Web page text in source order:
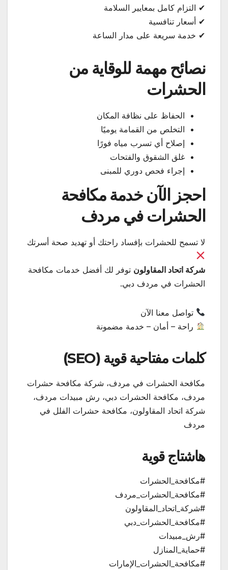
✔ التزام كامل بمعايير السلامة
✔ أسعار تنافسية
✔ خدمة سريعة على مدار الساعة
نصائح مهمة للوقاية من
الحشرات
الحفاظ على نظافة المكان
التخلص من القمامة يوميًا
إصلاح أي تسرب مياه فورًا
غلق الشقوق والفتحات
إجراء فحص دوري للمبنى
احجز الآن خدمة مكافحة
الحشرات في مردف
لا تسمح للحشرات بإفساد راحتك أو تهديد صحة أسرتك
شركة اتحاد المقاولون توفر لك أفضل خدمات مكافحة
الحشرات في مردف دبي.
تواصل معنا الآن
راحة – أمان – خدمة مضمونة
كلمات مفتاحية قوية (SEO)
مكافحة الحشرات في مردف، شركة مكافحة حشرات
مردف، مكافحة الحشرات دبي، رش مبيدات مردف،
شركة اتحاد المقاولون، مكافحة حشرات الفلل في
مردف
هاشتاج قوية
#مكافحة_الحشرات
#مكافحة_الحشرات_مردف
#شركة_اتحاد_المقاولون
#مكافحة_الحشرات_دبي
#رش_مبيدات
#حماية_المنازل
#مكافحة_الحشرات_الإمارات